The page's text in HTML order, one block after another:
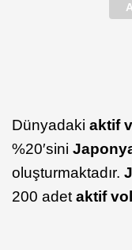
Dünyadaki aktif
%20′sini
oluşturmaktadır.
200 adet aktif